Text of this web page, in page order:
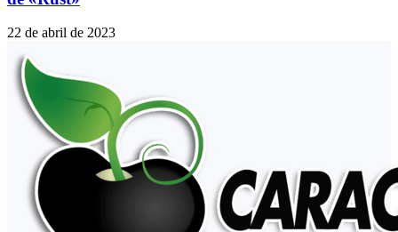
22 de abril de 2023